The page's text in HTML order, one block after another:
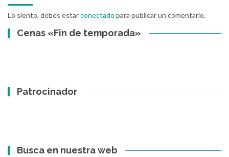
Lo siento, debes estarconectado para publicar un comentario.
Cenas «Fin de temporada»
Patrocinador
Busca en nuestra web